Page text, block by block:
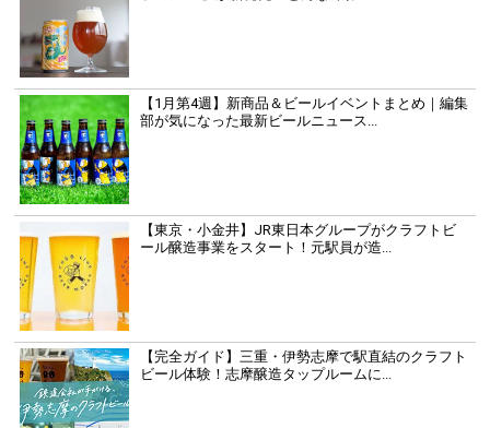
【1月第4週】新商品＆ビールイベントまとめ｜編集
部が気になった最新ビールニュース...
【東京・小金井】JR東日本グループがクラフトビ
ール醸造事業をスタート！元駅員が造...
【完全ガイド】三重・伊勢志摩で駅直結のクラフト
ビール体験！志摩醸造タップルームに...